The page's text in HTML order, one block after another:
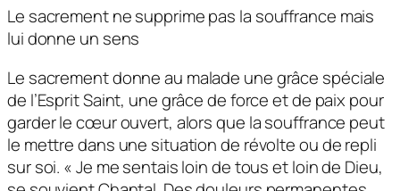
Le sacrement ne supprime pas la souffrance mais
lui donne un sens
Le sacrement donne au malade une grâce spéciale
de l’Esprit Saint, une grâce de force et de paix pour
garder le cœur ouvert, alors que la souffrance peut
le mettre dans une situation de révolte ou de repli
sur soi. « Je me sentais loin de tous et loin de Dieu,